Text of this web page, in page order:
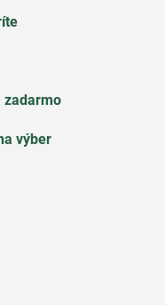
zadarmo
výber